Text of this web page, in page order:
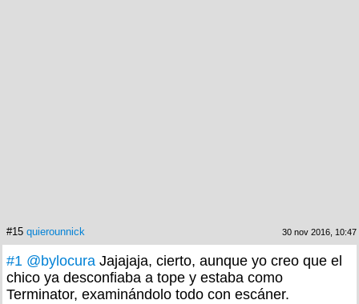
#15 quierounnick 30 nov 2016, 10:47
#1 @bylocura Jajajaja, cierto, aunque yo creo que el
chico ya desconfiaba a tope y estaba como
Terminator, examinándolo todo con escáner.